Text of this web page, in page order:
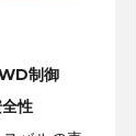
制御
性